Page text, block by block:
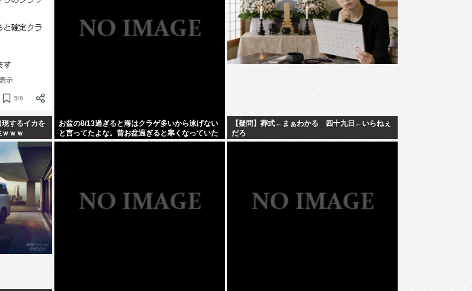
現するイカを
ｗｗ
お盆の8/13過ぎると海はクラゲ多いから泳げない
と言ってたよな。昔お盆過ぎると寒くなっていた
し
【疑問】葬式←まぁわかる 四十九日←いらねぇ
だろ